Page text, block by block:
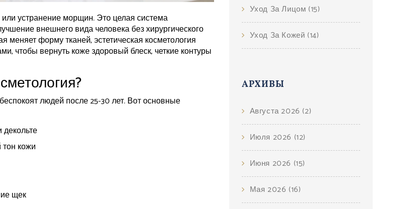
или устранение морщин. Это целая система
внешнего вида человека без хирургического
меняет форму тканей, эстетическая косметология
чтобы вернуть коже здоровый блеск, четкие контуры
людей после 25-30 лет. Вот основные
кожи
щек
Уход За Лицом (15)
Уход За Кожей (14)
АРХИВЫ
Августа 2026 (2)
Июля 2026 (12)
Июня 2026 (15)
Мая 2026 (16)